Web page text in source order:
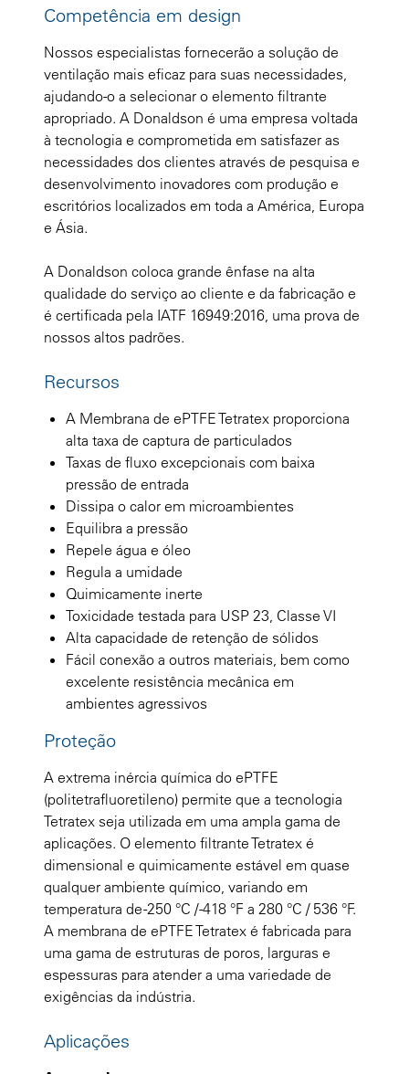
Competência em design
Nossos especialistas fornecerão a solução de
ventilação mais eficaz para suas necessidades,
ajudando-o a selecionar o elemento filtrante
apropriado. A Donaldson é uma empresa voltada
à tecnologia e comprometida em satisfazer as
necessidades dos clientes através de pesquisa e
desenvolvimento inovadores com produção e
escritórios localizados em toda a América, Europa
e Ásia.
A Donaldson coloca grande ênfase na alta
qualidade do serviço ao cliente e da fabricação e
é certificada pela IATF 16949:2016, uma prova de
nossos altos padrões.
Recursos
A Membrana de ePTFE Tetratex proporciona
alta taxa de captura de particulados
Taxas de fluxo excepcionais com baixa
pressão de entrada
Dissipa o calor em microambientes
Equilibra a pressão
Repele água e óleo
Regula a umidade
Quimicamente inerte
Toxicidade testada para USP 23, Classe VI
Alta capacidade de retenção de sólidos
Fácil conexão a outros materiais, bem como
excelente resistência mecânica em
ambientes agressivos
Proteção
A extrema inércia química do ePTFE
(politetrafluoretileno) permite que a tecnologia
Tetratex seja utilizada em uma ampla gama de
aplicações. O elemento filtrante Tetratex é
dimensional e quimicamente estável em quase
qualquer ambiente químico, variando em
temperatura de -250 °C / -418 °F a 280 °C / 536 °F.
A membrana de ePTFE Tetratex é fabricada para
uma gama de estruturas de poros, larguras e
espessuras para atender a uma variedade de
exigências da indústria.
Aplicações